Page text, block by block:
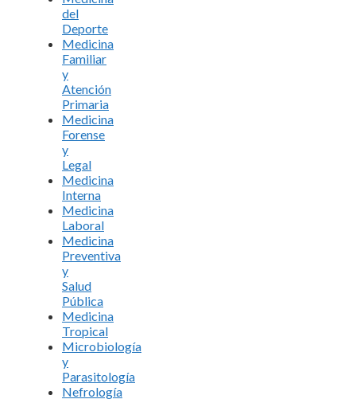
del
Deporte
Medicina
Familiar
y
Atención
Primaria
Medicina
Forense
y
Legal
Medicina
Interna
Medicina
Laboral
Medicina
Preventiva
y
Salud
Pública
Medicina
Tropical
Microbiología
y
Parasitología
Nefrología